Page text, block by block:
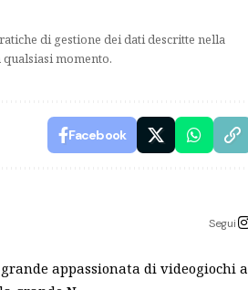
di gestione dei dati descritte nella
momento.
Facebook
Segui
appassionata di videogiochi a